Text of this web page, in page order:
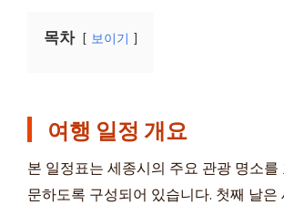
목차 보이기
여행 일정 개요
본 일정표는 세종시의 주요 관광 명소
문하도록 구성되어 있습니다. 첫째 날은